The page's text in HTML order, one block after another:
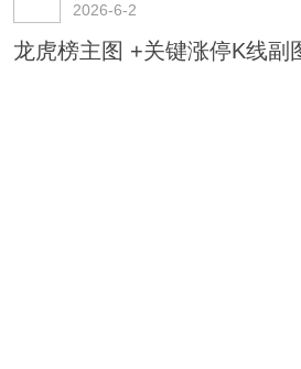
2026-6-2
龙虎榜主图 +关键涨停K线副